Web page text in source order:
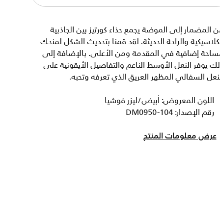
المضمار إلى الموضة يجمع حذاء كورتيز بين الجاذبية
والراحة الحديثة. لقد قمنا بتحديث الشكل لمنحك
إضافية في المقدمة ومن الأعلى. بالإضافة إلى
يوفر النعل الأوسط الناعم والتفاصيل الأيقونية على
السفالي المظهر العريق الذي تعرفه وتحبه.
اللون المعروض: أبيض/ليزر فوشيا
رقم الإصدار: DM0950-104
عرض معلومات المنتج